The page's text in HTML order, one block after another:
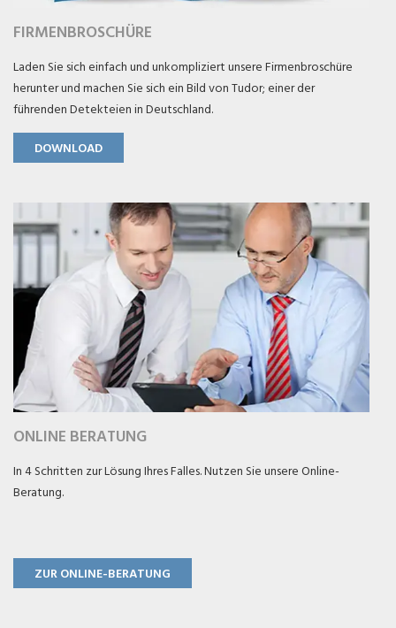
FIRMENBROSCHÜRE
Laden Sie sich einfach und unkompliziert unsere Firmenbroschüre
herunter und machen Sie sich ein Bild von Tudor; einer der
führenden Detekteien in Deutschland.
DOWNLOAD
ONLINE BERATUNG
In 4 Schritten zur Lösung Ihres Falles. Nutzen Sie unsere Online-
Beratung.
ZUR ONLINE-BERATUNG